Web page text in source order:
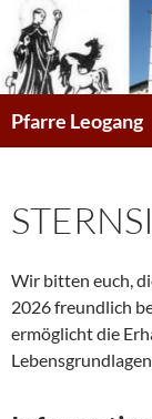
Zum
Inhalt
springen
Pfarre Leogang
Wir bitten euch,
2026 freundlich
ermöglicht die